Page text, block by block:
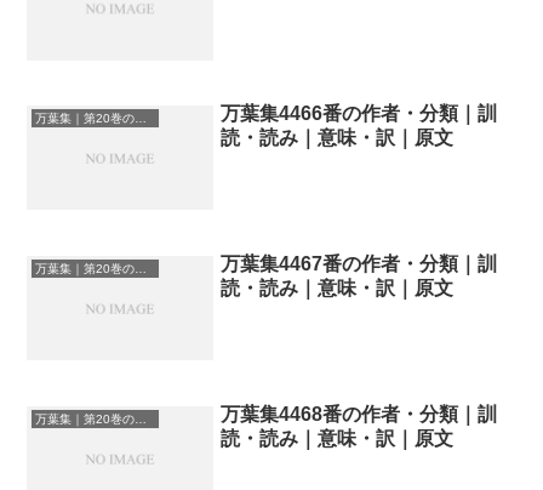
万葉集｜第20巻の和歌一覧
万葉集4466番の作者・分類｜訓
読・読み｜意味・訳｜原文
万葉集｜第20巻の和歌一覧
万葉集4467番の作者・分類｜訓
読・読み｜意味・訳｜原文
万葉集｜第20巻の和歌一覧
万葉集4468番の作者・分類｜訓
読・読み｜意味・訳｜原文